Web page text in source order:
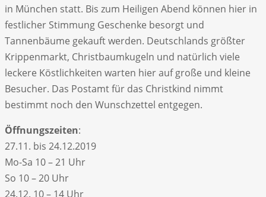
in München statt. Bis zum Heiligen Abend können hier in
festlicher Stimmung Geschenke besorgt und
Tannenbäume gekauft werden. Deutschlands größter
Krippenmarkt, Christbaumkugeln und natürlich viele
leckere Köstlichkeiten warten hier auf große und kleine
Besucher. Das Postamt für das Christkind nimmt
bestimmt noch den Wunschzettel entgegen.
Öffnungszeiten:
27.11. bis 24.12.2019
Mo-Sa 10 – 21 Uhr
So 10 – 20 Uhr
24.12. 10 – 14 Uhr